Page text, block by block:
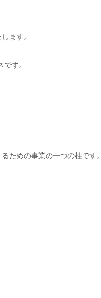
ます。
す。
ための事業の一つの柱です